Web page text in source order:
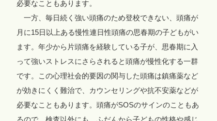
必要なこともあります。
一方、毎日続く強い頭痛のため登校できない、頭痛が
月に15日以上ある慢性連日性頭痛の思春期の子どもがい
ます。年少から片頭痛を経験している子が、思春期に入
って強いストレスにさらされると頭痛が慢性化する一群
です。この心理社会的要因の関与した頭痛は鎮痛薬など
が効きにくく難治で、カウンセリングや抗不安薬などが
必要なこともあります。頭痛がSOSのサインのこともあ